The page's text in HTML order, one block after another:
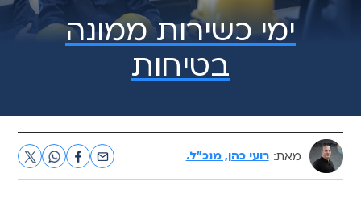
ימי כשירות ממונה
בטיחות
מאת: רועי כהן, מנכ"ל.